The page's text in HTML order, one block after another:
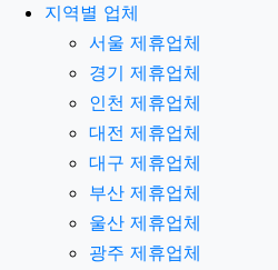
지역별 업체
서울 제휴업체
경기 제휴업체
인천 제휴업체
대전 제휴업체
대구 제휴업체
부산 제휴업체
울산 제휴업체
광주 제휴업체